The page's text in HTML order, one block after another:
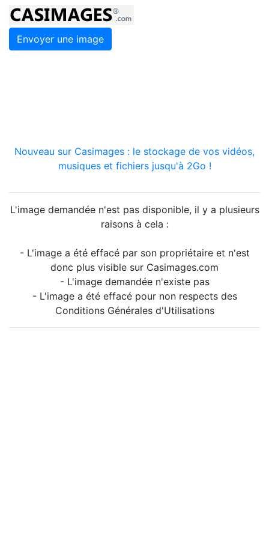
Envoyer une image
Nouveau sur Casimages : le stockage de vos vidéos,
musiques et fichiers jusqu'à 2Go !
L'image demandée n'est pas disponible, il y a plusieurs
raisons à cela :
- L'image a été effacé par son propriétaire et n'est
donc plus visible sur Casimages.com
- L'image demandée n'existe pas
- L'image a été effacé pour non respects des
Conditions Générales d'Utilisations